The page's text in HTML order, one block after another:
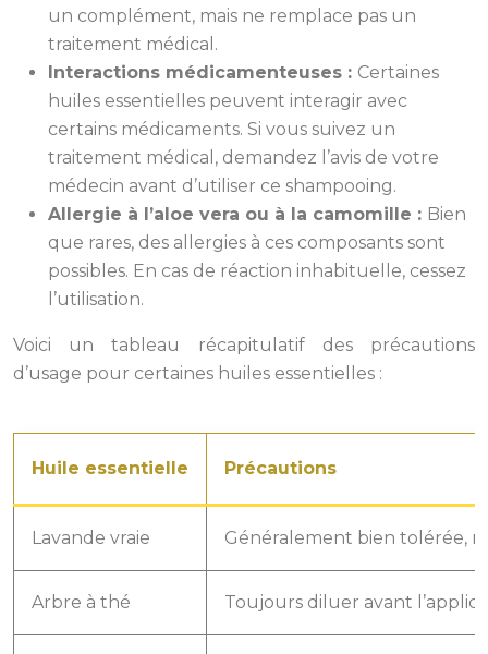
un complément, mais ne remplace pas un
traitement médical.
Interactions médicamenteuses : Certaines
huiles essentielles peuvent interagir avec
certains médicaments. Si vous suivez un
traitement médical, demandez l’avis de votre
médecin avant d’utiliser ce shampooing.
Allergie à l’aloe vera ou à la camomille : Bien
que rares, des allergies à ces composants sont
possibles. En cas de réaction inhabituelle, cessez
l’utilisation.
Voici un tableau récapitulatif des précautions
d’usage pour certaines huiles essentielles :
Huile essentielle Précautions
Lavande vraie Généralement bien tolérée,
Arbre à thé Toujours diluer avant